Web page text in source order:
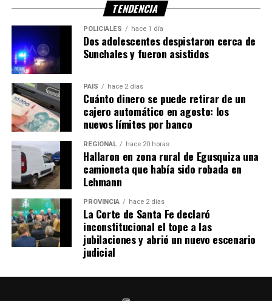
TENDENCIA
POLICIALES hace 1 día
Dos adolescentes despistaron cerca de
Sunchales y fueron asistidos
PAIS hace 2 días
Cuánto dinero se puede retirar de un
cajero automático en agosto: los
nuevos límites por banco
REGIONAL hace 20 horas
Hallaron en zona rural de Egusquiza una
camioneta que había sido robada en
Lehmann
PROVINCIA hace 2 días
La Corte de Santa Fe declaró
inconstitucional el tope a las
jubilaciones y abrió un nuevo escenario
judicial